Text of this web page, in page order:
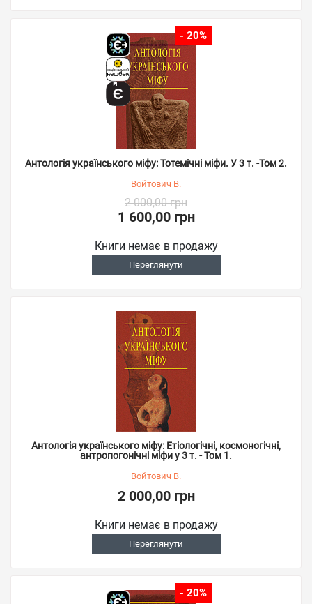
- 20%
Антологія українського міфу: Тотемічні міфи. У 3 т. -Том 2.
Войтович В.
2 000,00 грн
1 600,00 грн
Книги немає в продажу
Переглянути
Антологія українського міфу: Етіологічні, космоногічні,
антропогонічні міфи у 3 т. - Том 1.
Войтович В.
2 000,00 грн
Книги немає в продажу
Переглянути
- 20%